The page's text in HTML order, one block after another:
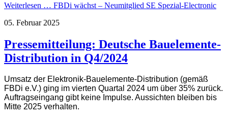
Weiterlesen … FBDi wächst – Neumitglied SE Spezial-Electronic
05. Februar 2025
Pressemitteilung: Deutsche Bauelemente-
Distribution in Q4/2024
Umsatz der Elektronik-Bau­ele­mente-Distri­bution (gemäß
FBDi e.V.) ging im vierten Quartal 2024 um über 35% zurück.
Auftrags­ein­gang gibt keine Impulse. Aus­sich­ten blei­ben bis
Mitte 2025 verhalten.